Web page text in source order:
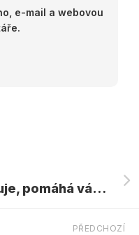
e-mail a webovou
African Mango – jak funguje, pomáhá vám zhubnout, co ukazují výzkumy a co říkají na základě názorů?
PŘEDCHOZÍ